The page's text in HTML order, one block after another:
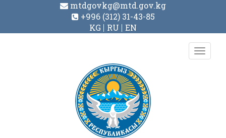
mtdgovkg@mtd.gov.kg
+996 (312) 31-43-85
KG
RU EN
Toggle